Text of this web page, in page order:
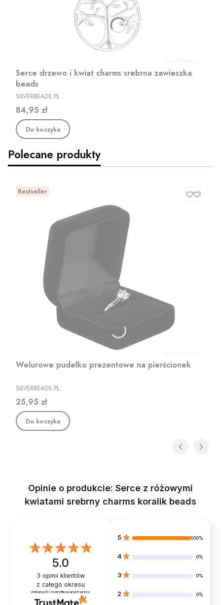
Serce drzewo i kwiat charms srebrna zawieszka
beads
PRODUCENT
SILVERBEADS.PL
Cena
84,95 zł
Do koszyka
Polecane produkty
Bestseller
Welurowe pudełko prezentowe na pierścionek
PRODUCENT
SILVERBEADS.PL
Cena
25,95 zł
Do koszyka
Opinie o produkcie: Serce z różowymi
kwiatami srebrny charms koralik beads
5.0
3 opinii klientów
z całego okresu
zebranych i zweryfikowanych przez
5 100%
4 0%
3 0%
2 0%